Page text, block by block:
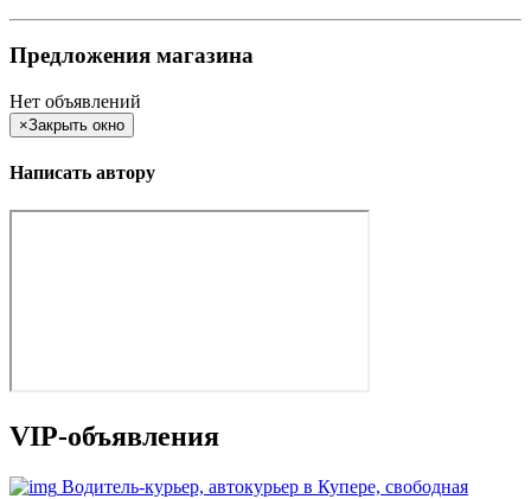
Предложения магазина
Нет объявлений
×Закрыть окно
Написать автору
VIP-объявления
Водитель-курьер, автокурьер в Купере, свободная